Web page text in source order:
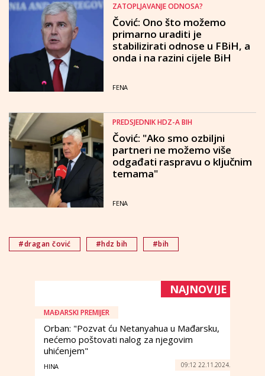
ZATOPLJAVANJE ODNOSA?
Čović: Ono što možemo
primarno uraditi je
stabilizirati odnose u FBiH, a
onda i na razini cijele BiH
FENA
PREDSJEDNIK HDZ-A BIH
Čović: "Ako smo ozbiljni
partneri ne možemo više
odgađati raspravu o ključnim
temama"
FENA
#dragan čović #hdz bih #bih
NAJNOVIJE
MAĐARSKI PREMIJER
Orban: "Pozvat ću Netanyahua u Mađarsku,
nećemo poštovati nalog za njegovim
uhićenjem"
HINA 09:12 22.11.2024.